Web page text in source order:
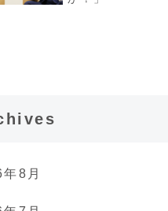
8月